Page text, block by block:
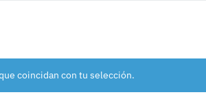
coincidan con tu selección.